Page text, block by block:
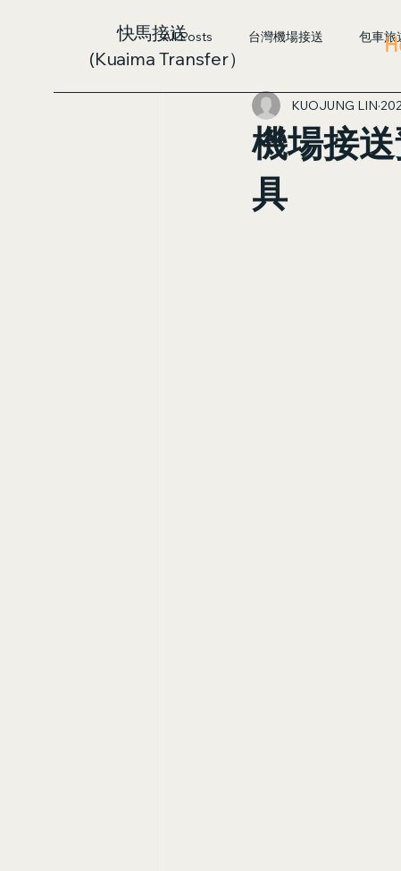
快馬接送
(Kuaima Transfer）
All Posts 台灣機場接送 包車旅
機場接
具
KUOJUNG LIN